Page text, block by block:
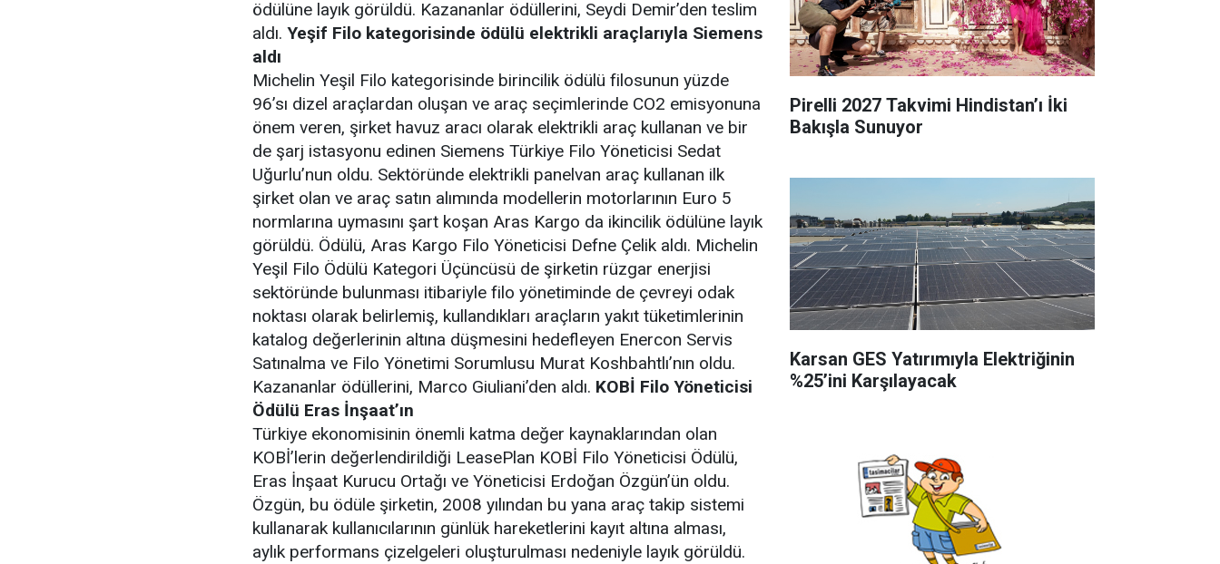
ödülüne layık görüldü. Kazananlar ödüllerini, Seydi Demir’den teslim
aldı. Yeşif Filo kategorisinde ödülü elektrikli araçlarıyla Siemens
aldı
Michelin Yeşil Filo kategorisinde birincilik ödülü filosunun yüzde
96’sı dizel araçlardan oluşan ve araç seçimlerinde CO2 emisyonuna
önem veren, şirket havuz aracı olarak elektrikli araç kullanan ve bir
de şarj istasyonu edinen Siemens Türkiye Filo Yöneticisi Sedat
Uğurlu’nun oldu. Sektöründe elektrikli panelvan araç kullanan ilk
şirket olan ve araç satın alımında modellerin motorlarının Euro 5
normlarına uymasını şart koşan Aras Kargo da ikincilik ödülüne layık
görüldü. Ödülü, Aras Kargo Filo Yöneticisi Defne Çelik aldı. Michelin
Yeşil Filo Ödülü Kategori Üçüncüsü de şirketin rüzgar enerjisi
sektöründe bulunması itibariyle filo yönetiminde de çevreyi odak
noktası olarak belirlemiş, kullandıkları araçların yakıt tüketimlerinin
katalog değerlerinin altına düşmesini hedefleyen Enercon Servis
Satınalma ve Filo Yönetimi Sorumlusu Murat Koshbahtlı’nın oldu.
Kazananlar ödüllerini, Marco Giuliani’den aldı. KOBİ Filo Yöneticisi
Ödülü Eras İnşaat’ın
Türkiye ekonomisinin önemli katma değer kaynaklarından olan
KOBİ’lerin değerlendirildiği LeasePlan KOBİ Filo Yöneticisi Ödülü,
Eras İnşaat Kurucu Ortağı ve Yöneticisi Erdoğan Özgün’ün oldu.
Özgün, bu ödüle şirketin, 2008 yılından bu yana araç takip sistemi
kullanarak kullanıcılarının günlük hareketlerini kayıt altına alması,
aylık performans çizelgeleri oluşturulması nedeniyle layık görüldü.
Pirelli 2027 Takvimi Hindistan’ı İki
Bakışla Sunuyor
Karsan GES Yatırımıyla Elektriğinin
%25’ini Karşılayacak